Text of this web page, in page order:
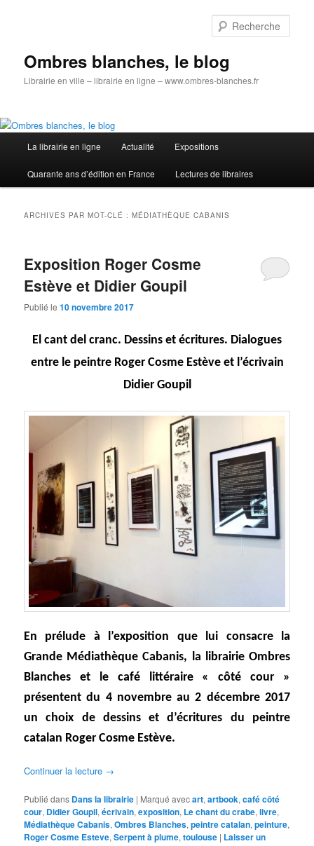
Ombres blanches, le blog
Librairie en ville – librairie en ligne – www.ombres-blanches.fr
principal
La librairie en ligne Actualité Expositions
Quarante ans d’édition en France Lectures de libraires
ARCHIVES PAR MOT-CLÉ :MÉDIATHÈQUE CABANIS
Exposition Roger Cosme
Estève et Didier Goupil
Publié le10 novembre 2017
El cant del cranc. Dessins et écritures. Dialogues
entre le peintre Roger Cosme Estève et l’écrivain
Didier Goupil
En prélude à l’exposition que lui consacre la
Grande Médiathèque Cabanis, la librairie Ombres
Blanches et le café littéraire « côté cour »
présentent du 4 novembre au 2 décembre 2017
un choix de dessins et d’écritures du peintre
catalan Roger Cosme Estève.
Continuer la lecture →
Publié dans Dans la librairie | Marqué avecart,artbook,café côté
cour, Didier Goupil,écrivain,exposition, Le chant du crabe,livre,
Médiathèque Cabanis,Ombres Blanches,peintre catalan,peinture,
Roger Cosme Esteve,Serpent à plume,toulouse | Laisser un